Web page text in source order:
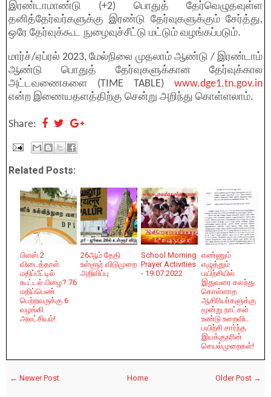
இரண்டாமாண்டு (+2) பொதுத் தேர்வெழுதவுள்ள
தனித்தேர்வர்களுக்கு இரண்டு தேர்வுகளுக்கும் சேர்த்து,
ஒரே தேர்வுக்கூட நுழைவுச்சீட்டு மட்டும் வழங்கப்படும்.
மார்ச்/ஏப்ரல் 2023, மேல்நிலை முதலாம் ஆண்டு / இரண்டாம்
ஆண்டு பொதுத் தேர்வுகளுக்கான தேர்வுக்கால
அட்டவணைகளை (TIME TABLE) www.dge1.tn.gov.in
என்ற இணையதளத்திற்கு சென்று அறிந்து கொள்ளலாம்.
Share:
Related Posts:
பிளஸ் 2
விடைத்தாள்
மதிப்பீட்டில்
கூட்டல் பிழை? 76
மதிப்பெண்
பெற்றவருக்கு 6
வழங்கி
அலட்சியம்!
26ஆம் தேதி
உள்ளூர் விடுமுறை
அறிவிப்பு
School Morning
Prayer Activities
- 19.07.2022
எண்ணும்
எழுத்தும்
பயிற்சியில்
இதுவரை கலந்து
கொள்ளாத
ஆசிரியர்களுக்கு
மூன்று நாட்கள்
உண்டு உறைவிட
பயிற்சி சார்ந்த
இயக்குநரின்
செயல்முறைகள்!
← Newer Post Older Post →
Home